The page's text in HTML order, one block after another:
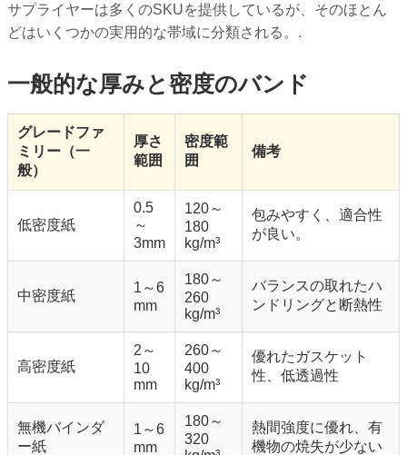
サプライヤーは多くのSKUを提供しているが、そのほとん
どはいくつかの実用的な帯域に分類される。.
一般的な厚みと密度のバンド
グレードファ
ミリー（一
般）
厚さ
範囲
密度範
囲
備考
低密度紙
0.5
～
3mm
120～
180
kg/m³
包みやすく、適合性
が良い。
中密度紙
1～6
mm
180～
260
kg/m³
バランスの取れたハ
ンドリングと断熱性
高密度紙
2～
10
mm
260～
400
kg/m³
優れたガスケット
性、低透過性
無機バインダ
ー紙
1～6
mm
180～
320
熱間強度に優れ、有
機物の焼失が少ない